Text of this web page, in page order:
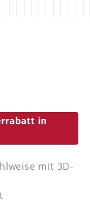
5 Sternen
in
mit 3D-